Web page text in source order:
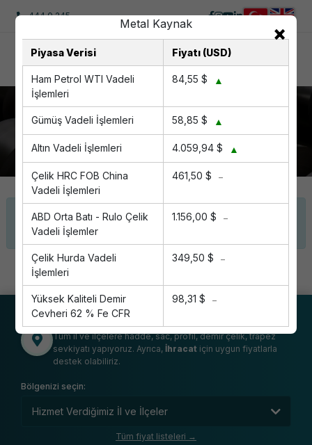
444 0 245
Duyurular
Anasayfa Duyurular
Henüz hiç haber yayınlanmamış. Lütfen daha
sonra tekrar ziyaret ediniz.
Türkiye Geneli Sevkiyat Ağımız
Tüm il ve ilçelere hadde, sac, profil, demir çelik, trapez
sevkiyatı yapıyoruz. Ayrıca, İhracat için uygun fiyatlarla
destek olabiliriz.
Bölgenizi seçin:
Tüm fiyat listeleri →
×
Metal Kaynak
Piyasa Verisi Fiyatı (USD)
Ham Petrol WTI Vadeli
İşlemleri
84,55 $ ▲
Gümüş Vadeli İşlemleri 58,85 $ ▲
Altın Vadeli İşlemleri 4.059,94 $ ▲
Çelik HRC FOB China
Vadeli İşlemleri
461,50 $ −
ABD Orta Batı - Rulo Çelik
Vadeli İşlemler
1.156,00 $ −
Çelik Hurda Vadeli
İşlemleri
349,50 $ −
Yüksek Kaliteli Demir
Cevheri 62 % Fe CFR
98,31 $ −